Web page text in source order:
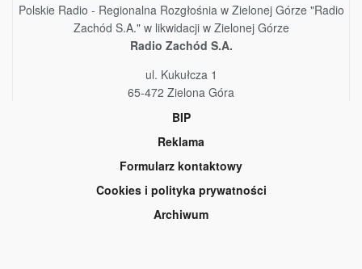
Polskie Radio - Regionalna Rozgłośnia w Zielonej Górze "Radio
Zachód S.A." w likwidacji w Zielonej Górze
Radio Zachód S.A.
ul. Kukułcza 1
65-472 Zielona Góra
BIP
Reklama
Formularz kontaktowy
Cookies i polityka prywatności
Archiwum